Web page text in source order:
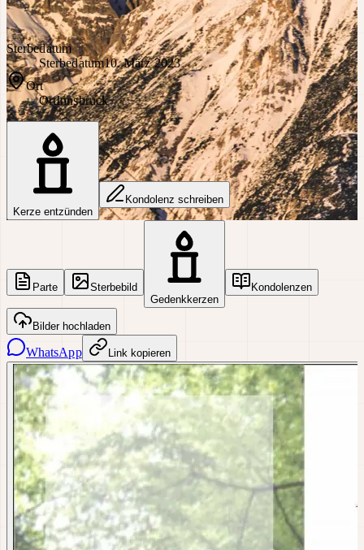
Sterbedatum
Sterbedatum10. März 2023
Ort
OrtInnsbruck
Kerze entzünden
Kondolenz schreiben
Parte
Sterbebild
Gedenkkerzen
Kondolenzen
Bilder hochladen
WhatsApp Link kopieren